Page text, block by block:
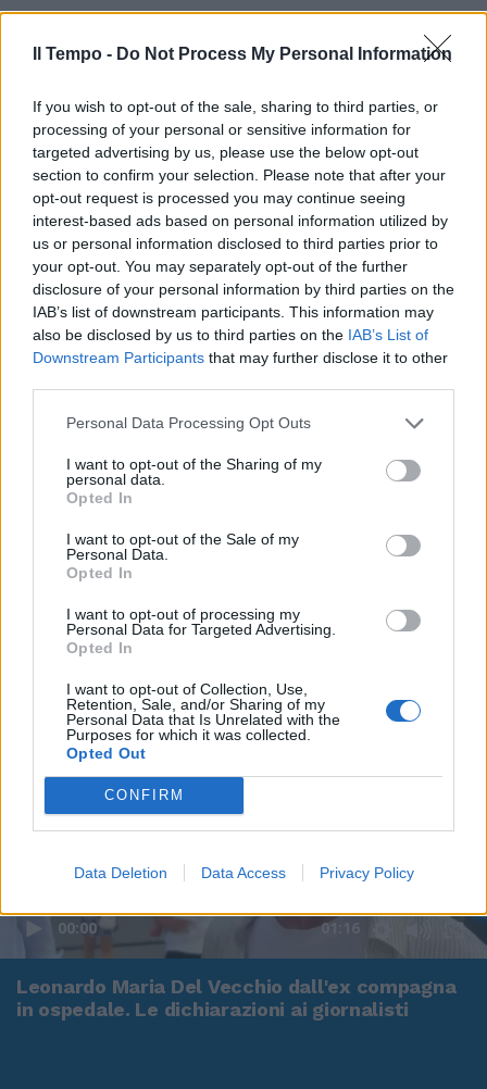
Il Tempo - Do Not Process My Personal Information
If you wish to opt-out of the sale, sharing to third parties, or
processing of your personal or sensitive information for
targeted advertising by us, please use the below opt-out
section to confirm your selection. Please note that after your
opt-out request is processed you may continue seeing
interest-based ads based on personal information utilized by
us or personal information disclosed to third parties prior to
your opt-out. You may separately opt-out of the further
disclosure of your personal information by third parties on the
IAB’s list of downstream participants. This information may
also be disclosed by us to third parties on the IAB’s List of
Downstream Participants that may further disclose it to other
Personal Data Processing Opt Outs
I want to opt-out of the Sharing of my
personal data.
Opted In
I want to opt-out of the Sale of my
Personal Data.
Opted In
I want to opt-out of processing my
Personal Data for Targeted Advertising.
Opted In
I want to opt-out of Collection, Use,
Retention, Sale, and/or Sharing of my
Personal Data that Is Unrelated with the
Purposes for which it was collected.
Opted Out
CONFIRM
Data Deletion Data Access Privacy Policy
00:00 01:16
Leonardo Maria Del Vecchio dall'ex compagna
in ospedale. Le dichiarazioni ai giornalisti